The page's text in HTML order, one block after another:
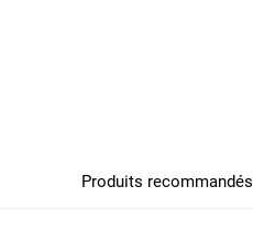
Produits recommandés